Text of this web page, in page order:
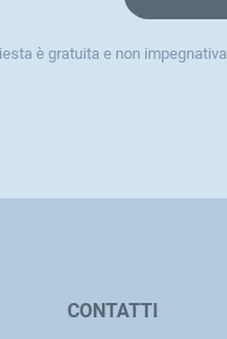
è gratuita e non impegnativa.
CONTATTI